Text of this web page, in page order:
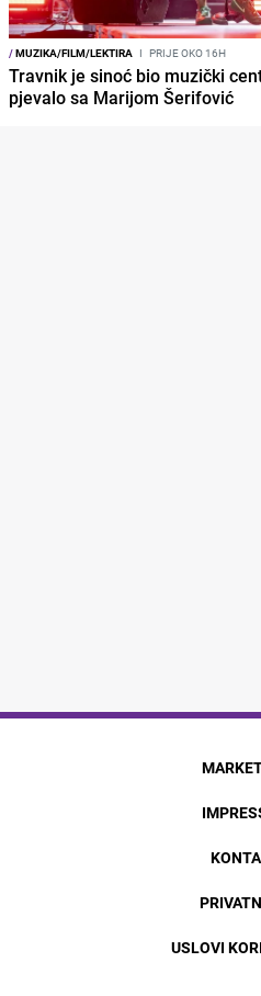
/MUZIKA/FILM/LEKTIRA I PRIJE OKO 16H
Travnik je sinoć bio muzički
pjevalo sa Marijom Šerifović
USLOVI